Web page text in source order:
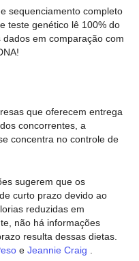
sequenciamento completo
teste genético lê 100% do
em comparação com
que oferecem entrega
concorrentes, a
concentra no controle de
sugerem que os
curto prazo devido ao
reduzidas em
não há informações
resulta dessas dietas.
e Jeannie Craig .